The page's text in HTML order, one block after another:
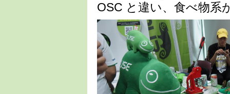
OSC と違い、食べ物系